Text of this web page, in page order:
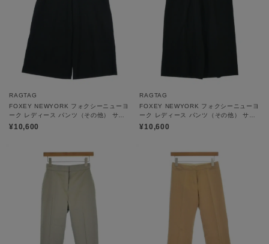
RAGTAG
FOXEY NEWYORK フォクシーニューヨ
ーク レディース パンツ（その他） サイ
ズ：42(M位)
¥10,600
RAGTAG
FOXEY NEWYORK フォクシーニューヨ
ーク レディース パンツ（その他） サイ
ズ：42(M位)
¥10,600